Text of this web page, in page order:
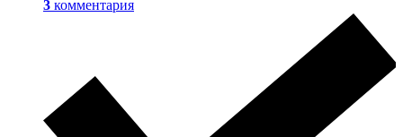
3 комментария